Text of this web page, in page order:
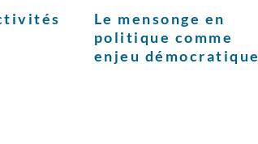
Le mensonge en
politique comme
enjeu démocratique